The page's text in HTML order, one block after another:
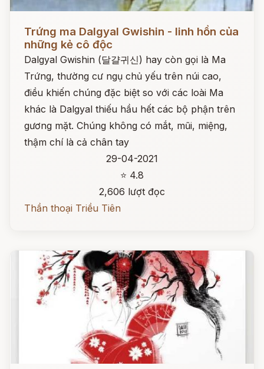
Trứng ma Dalgyal Gwishin - linh hồn của
những kẻ cô độc
Dalgyal Gwishin (달걀귀신) hay còn gọi là Ma
Trứng, thường cư ngụ chủ yếu trên núi cao,
điều khiến chúng đặc biệt so với các loài Ma
khác là Dalgyal thiếu hầu hết các bộ phận trên
gương mặt. Chúng không có mắt, mũi, miệng,
thậm chí là cả chân tay
29-04-2021
⭐ 4.8
2,606 lượt đọc
Thần thoại Triều Tiên